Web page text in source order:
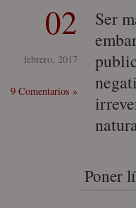
02
febrero, 2017
9 Comentarios »
Ser
Poner